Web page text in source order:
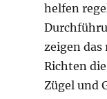
helfen
zeigen
Richten
Zügel und